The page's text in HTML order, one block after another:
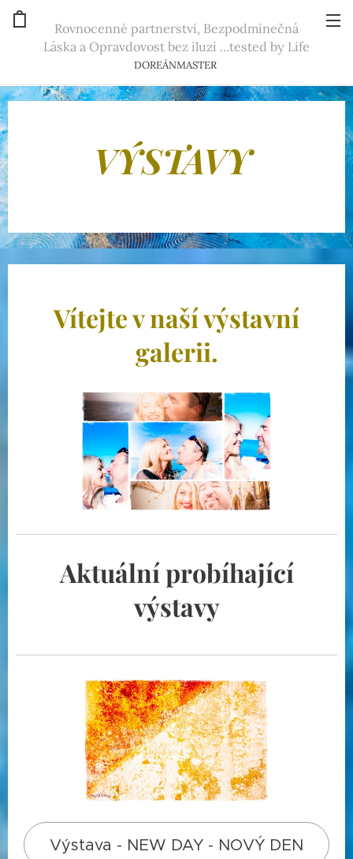
Rovnocenné partnerství, Bezpodmínečná
Láska a Opravdovost bez iluzí ...tested by Life
DOREÁNMASTER
VÝSTAVY
Vítejte v naší výstavní
galerii.
Aktuální probíhající
výstavy
Výstava - NEW DAY - NOVÝ DEN